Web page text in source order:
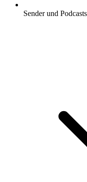
Sender und